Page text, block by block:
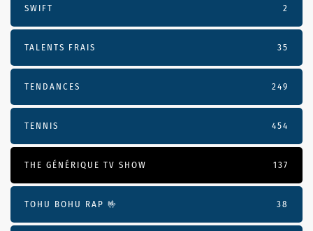
SWIFT 2
TALENTS FRAIS 35
TENDANCES 249
TENNIS 454
THE GÉNÉRIQUE TV SHOW 137
TOHU BOHU RAP 🤟 38